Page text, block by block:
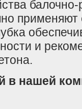
применяют
и
в нашей